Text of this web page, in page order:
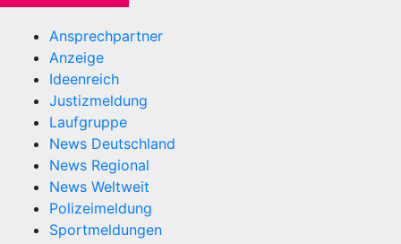
Ansprechpartner
Anzeige
Ideenreich
Justizmeldung
Laufgruppe
News Deutschland
News Regional
News Weltweit
Polizeimeldung
Sportmeldungen